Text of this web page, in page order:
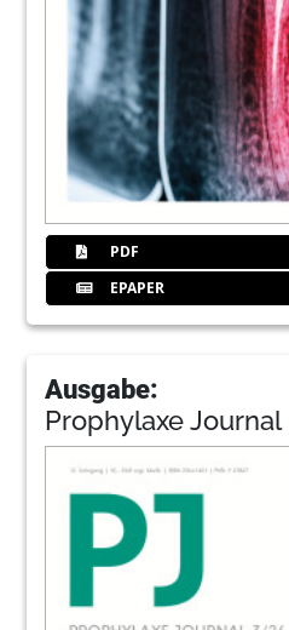
PDF
EPAPER
Ausgabe:
Prophylaxe Journal